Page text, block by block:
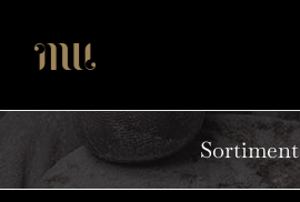
Inhalt
springen
Sortiment